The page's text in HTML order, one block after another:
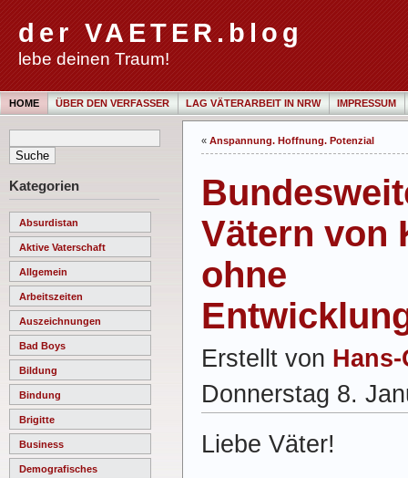
der VAETER.blog
lebe deinen Traum!
HOME ÜBER DEN VERFASSER LAG VÄTERARBEIT IN NRW IMPRESSUM
Kategorien
Absurdistan
Aktive Vaterschaft
Allgemein
Arbeitszeiten
Auszeichnungen
Bad Boys
Bildung
Bindung
Brigitte
Business
Demografisches
« Anspannung. Hoffnung. Potenzial
Vätern von
ohne
Erstellt von
Donnerstag 8.
Liebe Väter!